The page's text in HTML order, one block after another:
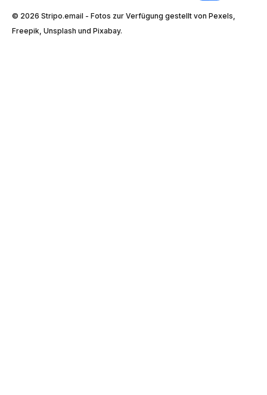
© 2026 Stripо.email - Fotos zur Verfügung gestellt von Pexels,
Freepik, Unsplash und Pixabay.